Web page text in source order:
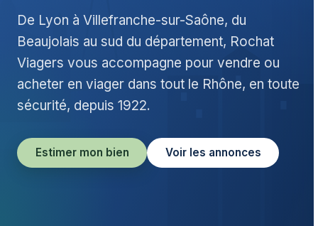
De Lyon à Villefranche-sur-Saône, du
Beaujolais au sud du département, Rochat
Viagers vous accompagne pour vendre ou
acheter en viager dans tout le Rhône, en toute
sécurité, depuis 1922.
Estimer mon bien Voir les annonces